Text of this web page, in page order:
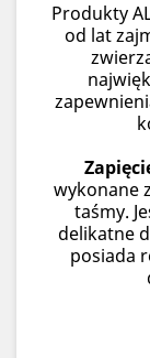
Produkty
od lat
wykonane
taśmy.
delikatne
posiada